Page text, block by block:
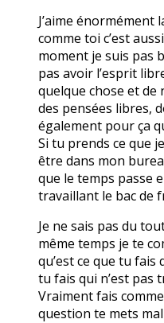
J’aime énormément
comme toi c’est
moment je suis pas
pas avoir l’esprit
quelque chose et de
des pensées libres,
également pour ça
Si tu prends ce que
être dans mon
que le temps passe
travaillant le bac de
Je ne sais pas du
même temps je te
qu’est ce que tu fais
tu fais qui n’est pas
Vraiment fais
question te mets mal